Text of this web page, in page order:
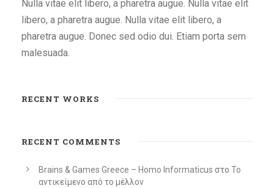
Nulla vitae elit libero, a pharetra augue. Nulla vitae elit
libero, a pharetra augue. Nulla vitae elit libero, a
pharetra augue. Donec sed odio dui. Etiam porta sem
malesuada.
RECENT WORKS
RECENT COMMENTS
Brains & Games Greece – Homo Informaticus στο To
αντικείμενο από το μέλλον